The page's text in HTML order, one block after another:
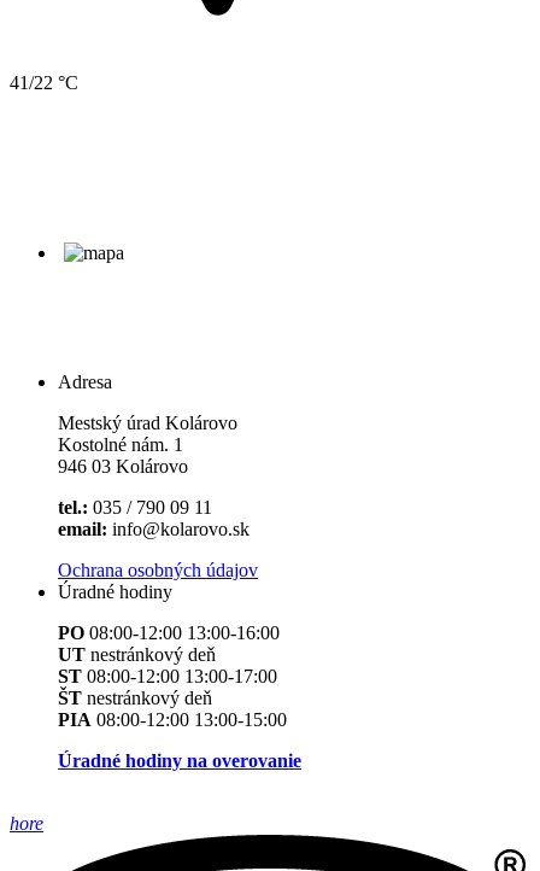
41/22 °C
Adresa
Mestský úrad Kolárovo
Kostolné nám. 1
946 03 Kolárovo
tel.: 035 / 790 09 11
email: info@kolarovo.sk
Ochrana osobných údajov
Úradné hodiny
PO 08:00-12:00 13:00-16:00
UT nestránkový deň
ST 08:00-12:00 13:00-17:00
ŠT nestránkový deň
PIA 08:00-12:00 13:00-15:00
Úradné hodiny na overovanie
hore